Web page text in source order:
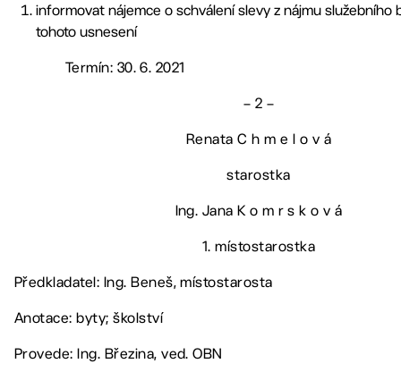
informovat nájemce o schválení slevy z nájmu služebního
tohoto usnesení
Termín: 30. 6. 2021
– 2 –
Renata C h m e l o v á
starostka
Ing. Jana K o m r s k o v á
1. místostarostka
Předkladatel: Ing. Beneš, místostarosta
Anotace: byty; školství
Provede: Ing. Březina, ved. OBN